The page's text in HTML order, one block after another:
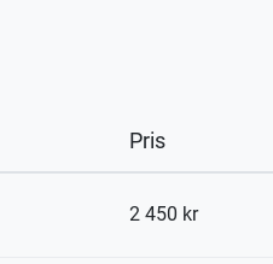
Pris
2 450 kr